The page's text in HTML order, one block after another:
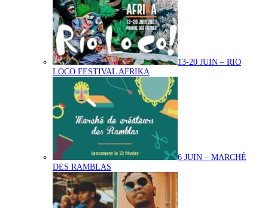
13-20 JUIN – RIO
LOCO FESTIVAL AFRIKA
6 JUIN – MARCHÉ
DES RAMBLAS